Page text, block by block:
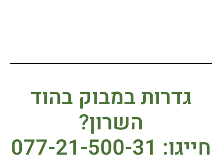
גדרות במבוק בהוד
השרון?
חייגו: 077-21-500-31